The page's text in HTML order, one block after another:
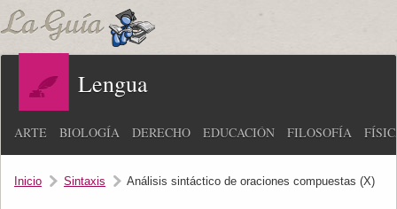
Lengua
ARTE BIOLOGÍA DERECHO EDUCACIÓN FILOSOFÍA
Inicio Sintaxis Análisis sintáctico de oraciones compuestas (X)